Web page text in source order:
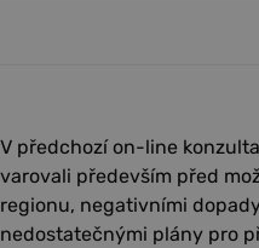
V předchozí on-line
varovali především před
regionu, negativními
nedostatečnými plány pro